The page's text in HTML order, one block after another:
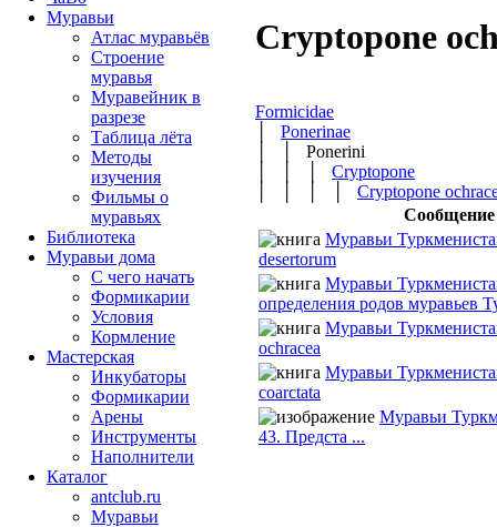
Cryptopone
Formicidae
Ponerinae
│ │ Ponerini
Cryptopone
Cryptopone
Сообщение
Муравьи
desertorum
Муравьи
определения родов муравьев
Муравьи
ochracea
Муравьи
coarctata
Муравьи
43. Предста ...
Муравьи
Атлас муравьёв
Строение
муравья
Муравейник в
разрезе
Таблица лёта
Методы
изучения
Фильмы о
муравьях
Библиотека
Муравьи дома
С чего начать
Формикарии
Условия
Кормление
Мастерская
Инкубаторы
Формикарии
Арены
Инструменты
Наполнители
Каталог
antclub.ru
Муравьи